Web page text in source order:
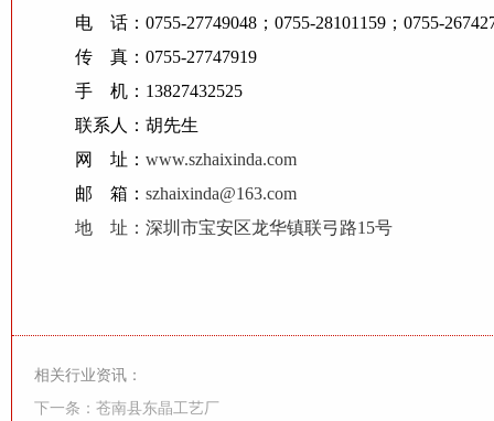
电 话：0755-27749048；0755-28101159；0755-
传 真：0755-27747919
手 机：13827432525
联系人：胡先生
网 址：www.szhaixinda.com
邮 箱：szhaixinda@163.com
地 址：深圳市宝安区龙华镇联弓路15号
相关行业资讯：
下一条：苍南县东晶工艺厂